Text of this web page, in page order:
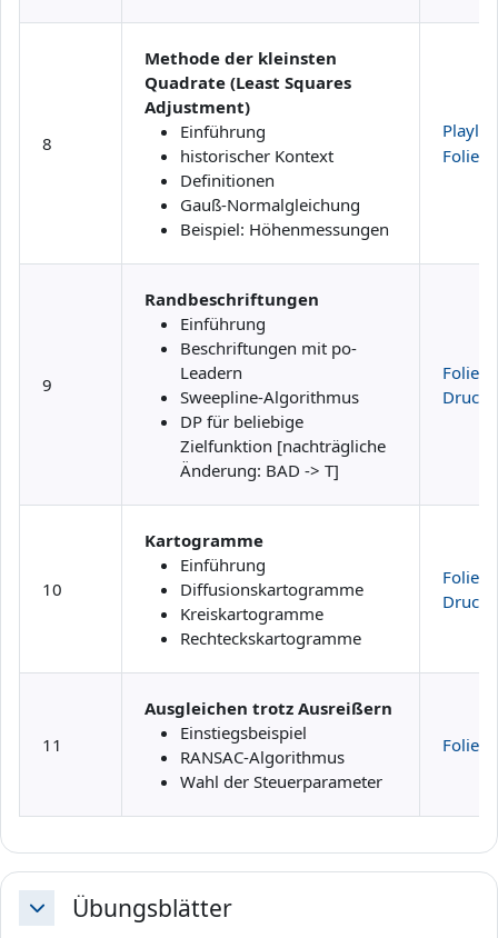
8
Methode der kleinsten
Quadrate (Least Squares
Adjustment)
Einführung
historischer Kontext
Definitionen
Gauß-Normalgleichung
Beispiel: Höhenmessungen
Playlist
Folien
9
Randbeschriftungen
Einführung
Beschriftungen mit po-
Leadern
Sweepline-Algorithmus
DP für beliebige
Zielfunktion [nachträgliche
Änderung: BAD -> T]
Folien
10
Kartogramme
Einführung
Diffusionskartogramme
Kreiskartogramme
Rechteckskartogramme
Folien
11
Ausgleichen trotz Ausreißern
Einstiegsbeispiel
RANSAC-Algorithmus
Wahl der Steuerparameter
Folien
Daralt Übungsblätter